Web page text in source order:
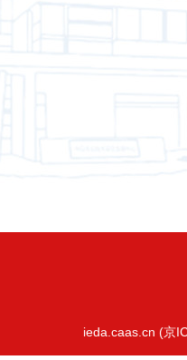
ieda.caas.cn (京